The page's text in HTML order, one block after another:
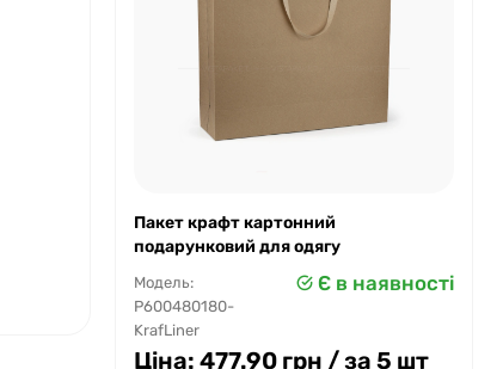
Пакет крафт картонний
подарунковий для одягу
Модель:
P600480180-
KrafLiner
Є в наявності
Ціна: 477.90 грн / за 5 шт